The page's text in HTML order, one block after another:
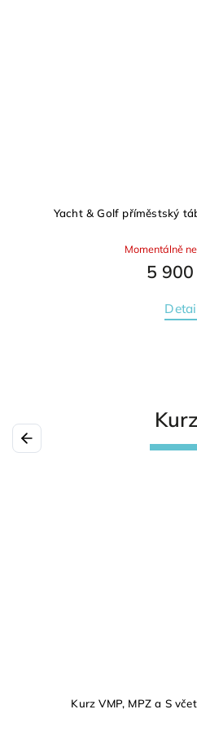
Yacht & Golf příměstský
Momentálně
5 900
Previous
Kurz VMP, MPZ a S